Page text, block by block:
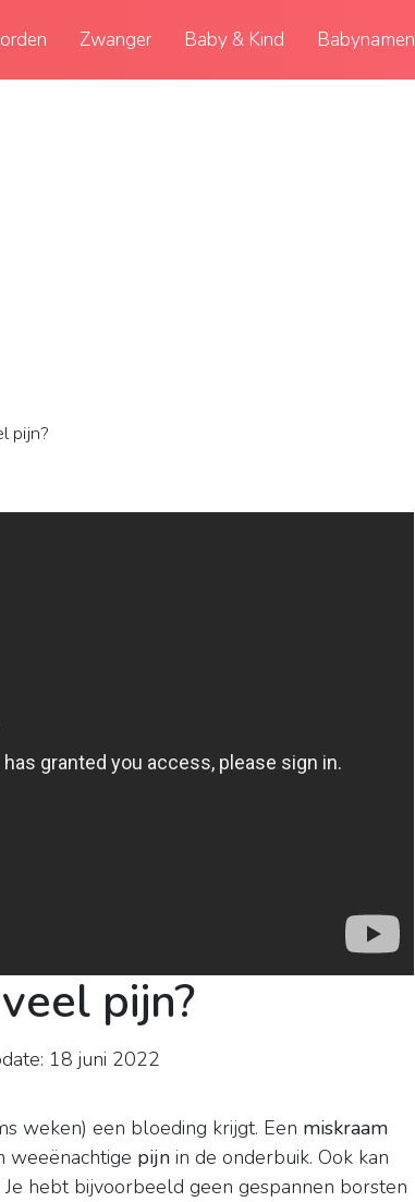
Zwanger Baby & Kind Babynamen
pijn?
pijn?
18 juni 2022
weken) een bloeding krijgt. Een miskraam
weeënachtige pijn in de onderbuik. Ook kan
hebt bijvoorbeeld geen gespannen borsten